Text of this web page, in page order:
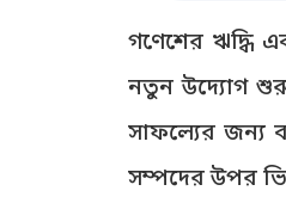
গণেশের ঋদ্ধি
নতুন উদ্যোগ শুরু
সাফল্যের জন্য
সম্পদের উপর